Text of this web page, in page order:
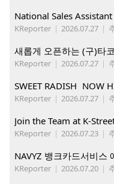
National Sales
KReporter | 2026.07.27 |
KReporter | 2026.07.27 |
SWEET RADISH NOW
KReporter | 2026.07.27 |
Join the Team at K-
KReporter | 2026.07.23 |
NAVYZ 뱅크카드서비스
KReporter | 2026.07.20 |